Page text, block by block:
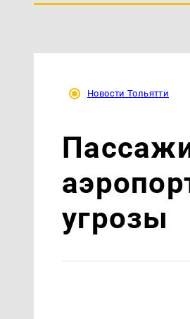
Новости Тольятти
угрозы